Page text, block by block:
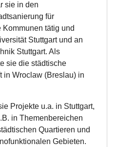
sie in den
für
tätig und
Stuttgart und an
Stuttgart. Als
sie die städtische
in Wroclaw (Breslau) in
Projekte u.a. in Stuttgart,
in Themenbereichen
Quartieren und
Gebieten.